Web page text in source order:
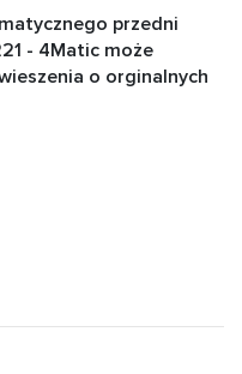
przedni
- 4Matic może
o orginalnych